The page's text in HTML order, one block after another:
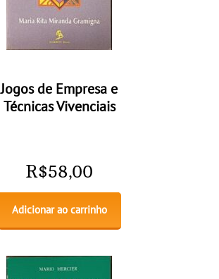
Jogos de Empresa e
Técnicas Vivenciais
R$58,00
Adicionar ao carrinho